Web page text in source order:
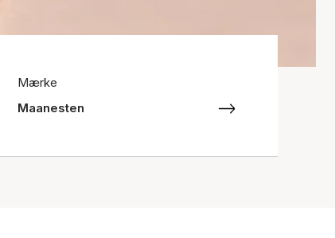
Mærke
Maanesten